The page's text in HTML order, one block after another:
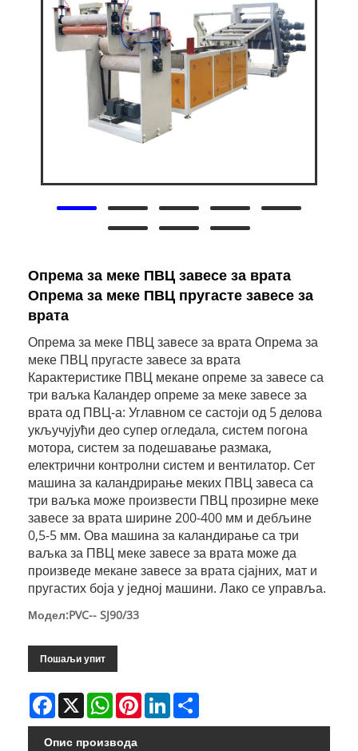
Опрема за меке ПВЦ завесе за врата
Опрема за меке ПВЦ пругасте завесе за
врата
Опрема за меке ПВЦ завесе за врата Опрема за
меке ПВЦ пругасте завесе за врата
Карактеристике ПВЦ мекане опреме за завесе са
три ваљка Каландер опреме за меке завесе за
врата од ПВЦ-а: Углавном се састоји од 5 делова
укључујући део супер огледала, систем погона
мотора, систем за подешавање размака,
електрични контролни систем и вентилатор. Сет
машина за каландрирање меких ПВЦ завеса са
три ваљка може произвести ПВЦ прозирне меке
завесе за врата ширине 200-400 мм и дебљине
0,5-5 мм. Ова машина за каландирање са три
ваљка за ПВЦ меке завесе за врата може да
произведе мекане завесе за врата сјајних, мат и
пругастих боја у једној машини. Лако се управља.
Модел:PVC-- SJ90/33
Пошаљи упит
Facebook
X WhatsAppPinterestLinkedIn
Опис производа